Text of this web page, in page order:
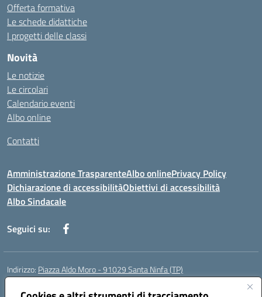
Offerta formativa
Le schede didattiche
I progetti delle classi
Novità
Le notizie
Le circolari
Calendario eventi
Albo online
Contatti
Amministrazione TrasparenteAlbo onlinePrivacy Policy
Dichiarazione di accessibilitàObiettivi di accessibilità
Albo Sindacale
Seguici su:
Indirizzo: Piazza Aldo Moro - 91029 Santa Ninfa (TP)
Centralino:
Posta elettronica certificata (PEC):tpic807004@pec.istruzione.it